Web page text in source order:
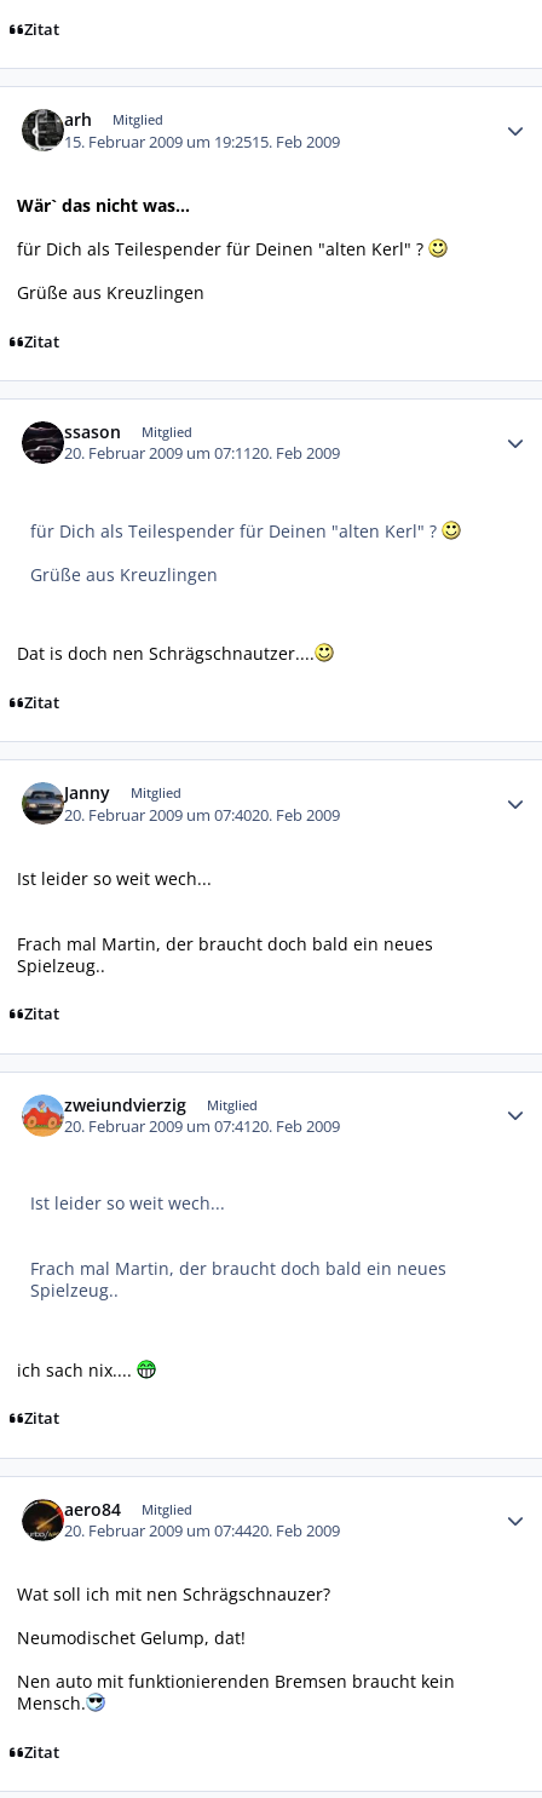
Zitat
arh Mitglied
15. Februar 2009 um 19:2515. Feb 2009
Wär` das nicht was...
für Dich als Teilespender für Deinen "alten Kerl" ?
Grüße aus Kreuzlingen
Zitat
ssason Mitglied
20. Februar 2009 um 07:1120. Feb 2009
für Dich als Teilespender für Deinen "alten Kerl" ?
Grüße aus Kreuzlingen
Dat is doch nen Schrägschnautzer....
Zitat
Janny Mitglied
20. Februar 2009 um 07:4020. Feb 2009
Ist leider so weit wech...
Frach mal Martin, der braucht doch bald ein neues
Spielzeug..
Zitat
zweiundvierzig Mitglied
20. Februar 2009 um 07:4120. Feb 2009
Ist leider so weit wech...
Frach mal Martin, der braucht doch bald ein neues
Spielzeug..
ich sach nix....
Zitat
aero84 Mitglied
20. Februar 2009 um 07:4420. Feb 2009
Wat soll ich mit nen Schrägschnauzer?
Neumodischet Gelump, dat!
Nen auto mit funktionierenden Bremsen braucht kein
Mensch.
Zitat